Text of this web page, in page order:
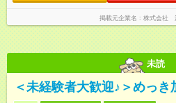
掲載元企業名 株式会社
未読
＜未経験者大歓迎♪＞めっき